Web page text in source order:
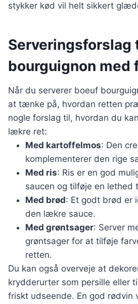
stykker kød vil helt sikkert
Serveringsforslag
bourguignon med
Når du serverer boeuf
at tænke på, hvordan retten
nogle forslag til, hvordan du
lækre ret:
Med kartoffelmos: Den
komplementerer den rige
Med ris: Ris er en god
saucen og tilføje en lethed
Med brød: Et godt brød er
den lækre sauce.
Med grøntsager: Server
grøntsager for at tilføje
retten.
Du kan også overveje at
krydderurter som persille eller
friskt udseende. En god rødvin